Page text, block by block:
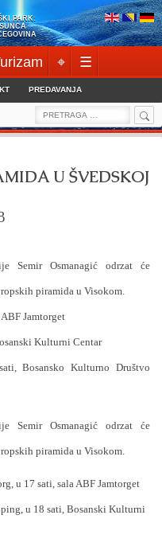
PARK:
⌖ ☰
PREDAVANJA
Search
for:
U ŠVEDSKOJ
Semir Osmanagić odrzat će
piramida u Visokom.
Jamtorget
Kulturni Centar
Bosansko Kulturno Društvo
Semir Osmanagić odrzat će
piramida u Visokom.
u 17 sati, sala ABF Jamtorget
u 18 sati, Bosanski Kulturni